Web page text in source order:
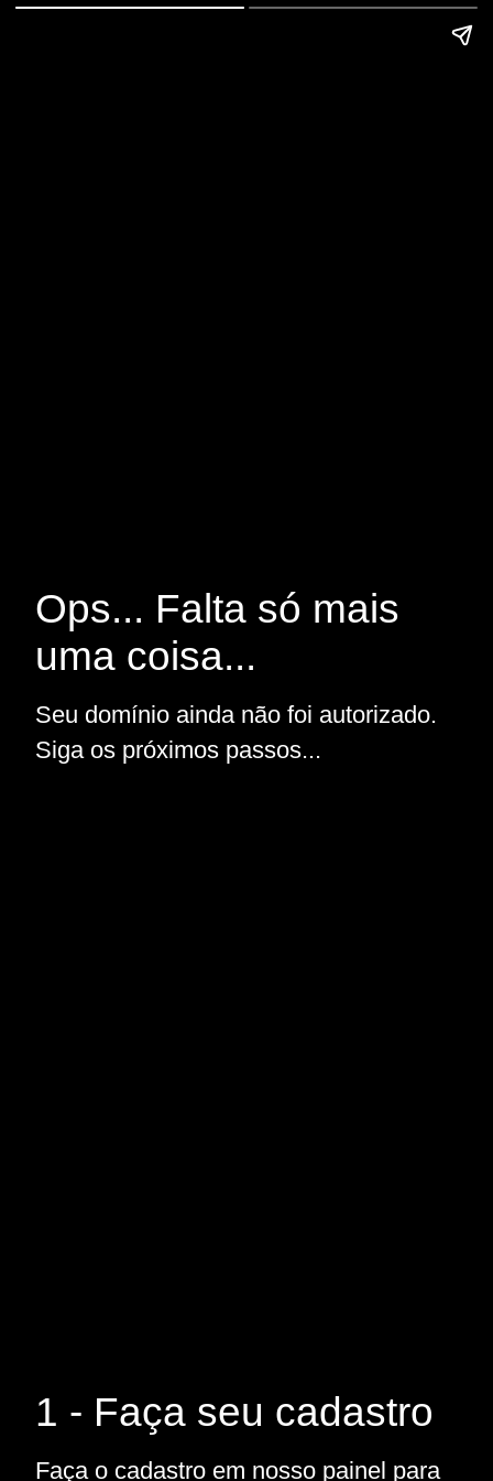
Ops... Falta só mais
uma coisa...
Seu domínio ainda não foi autorizado.
Siga os próximos passos...
1 - Faça seu cadastro
Faça o cadastro em nosso painel para